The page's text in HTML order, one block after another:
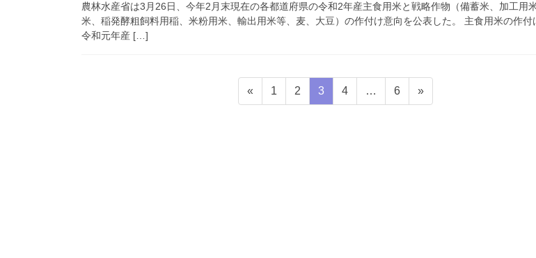
農林水産省は3月26日、今年2月末現在の各都道府県の令和2年産主食用米と戦略作物（備蓄米、加工用
米、稲発酵粗飼料用稲、米粉用米、輸出用米等、麦、大豆）の作付け意向を公表した。 主食用米の作付
令和元年産 […]
«
固
定
1
固
定
2
固
定
3
固
定
4 …
固
定
6 »